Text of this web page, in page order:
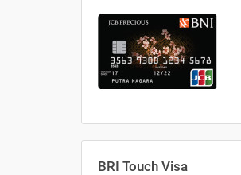
BRI Touch Visa